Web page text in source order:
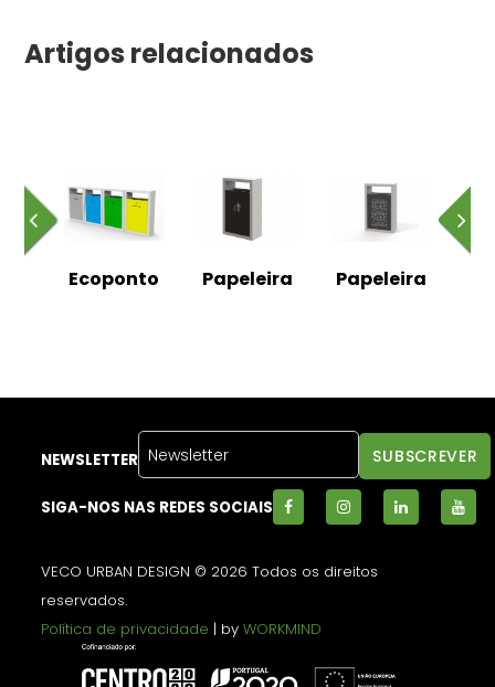
Artigos relacionados
Ecoponto Papeleira Papeleira
NEWSLETTER
SIGA-NOS NAS REDES SOCIAIS
VECO URBAN DESIGN © 2026 Todos os direitos
reservados.
Política de privacidade | byWORKMIND